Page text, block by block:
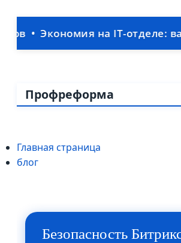
на IT-отделе: ваша CRM
Профреформа
Главная страница
блог
Безопасность